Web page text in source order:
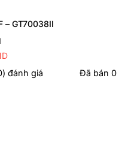
– GT70038II
đánh giá Đã bán0